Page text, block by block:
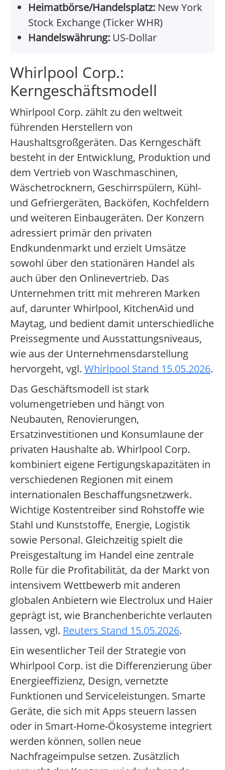
Heimatbörse/Handelsplatz: New York
Stock Exchange (Ticker WHR)
Handelswährung: US-Dollar
Whirlpool Corp.:
Kerngeschäftsmodell
Whirlpool Corp. zählt zu den weltweit
führenden Herstellern von
Haushaltsgroßgeräten. Das Kerngeschäft
besteht in der Entwicklung, Produktion und
dem Vertrieb von Waschmaschinen,
Wäschetrocknern, Geschirrspülern, Kühl-
und Gefriergeräten, Backöfen, Kochfeldern
und weiteren Einbaugeräten. Der Konzern
adressiert primär den privaten
Endkundenmarkt und erzielt Umsätze
sowohl über den stationären Handel als
auch über den Onlinevertrieb. Das
Unternehmen tritt mit mehreren Marken
auf, darunter Whirlpool, KitchenAid und
Maytag, und bedient damit unterschiedliche
Preissegmente und Ausstattungsniveaus,
wie aus der Unternehmensdarstellung
hervorgeht, vgl. Whirlpool Stand 15.05.2026.
Das Geschäftsmodell ist stark
volumengetrieben und hängt von
Neubauten, Renovierungen,
Ersatzinvestitionen und Konsumlaune der
privaten Haushalte ab. Whirlpool Corp.
kombiniert eigene Fertigungskapazitäten in
verschiedenen Regionen mit einem
internationalen Beschaffungsnetzwerk.
Wichtige Kostentreiber sind Rohstoffe wie
Stahl und Kunststoffe, Energie, Logistik
sowie Personal. Gleichzeitig spielt die
Preisgestaltung im Handel eine zentrale
Rolle für die Profitabilität, da der Markt von
intensivem Wettbewerb mit anderen
globalen Anbietern wie Electrolux und Haier
geprägt ist, wie Branchenberichte verlauten
lassen, vgl. Reuters Stand 15.05.2026.
Ein wesentlicher Teil der Strategie von
Whirlpool Corp. ist die Differenzierung über
Energieeffizienz, Design, vernetzte
Funktionen und Serviceleistungen. Smarte
Geräte, die sich mit Apps steuern lassen
oder in Smart-Home-Ökosysteme integriert
werden können, sollen neue
Nachfrageimpulse setzen. Zusätzlich